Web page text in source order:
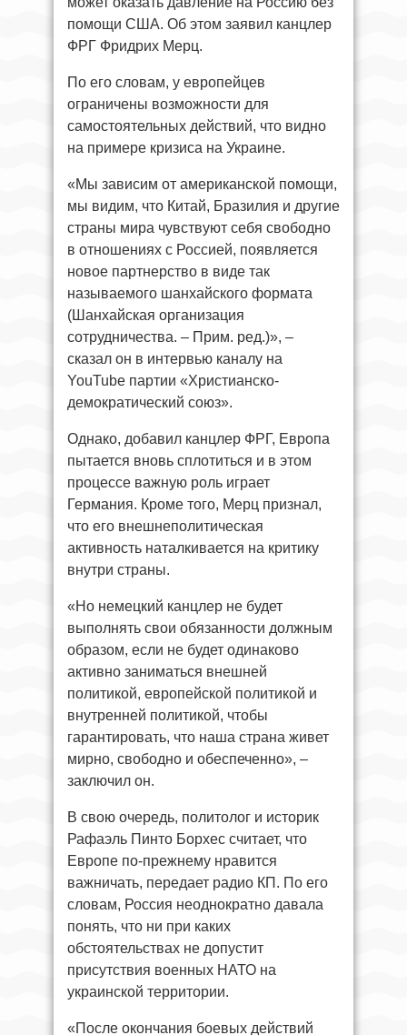
помощи США. Об этом заявил канцлер
ФРГ Фридрих Мерц.
По его словам, у европейцев
ограничены возможности для
самостоятельных действий, что видно
на примере кризиса на Украине.
«Мы зависим от американской помощи,
мы видим, что Китай, Бразилия и другие
страны мира чувствуют себя свободно
в отношениях с Россией, появляется
новое партнерство в виде так
называемого шанхайского формата
(Шанхайская организация
сотрудничества. – Прим. ред.)», –
сказал он в интервью каналу на
YouTube партии «Христианско-
демократический союз».
Однако, добавил канцлер ФРГ, Европа
пытается вновь сплотиться и в этом
процессе важную роль играет
Германия. Кроме того, Мерц признал,
что его внешнеполитическая
активность наталкивается на критику
внутри страны.
«Но немецкий канцлер не будет
выполнять свои обязанности должным
образом, если не будет одинаково
активно заниматься внешней
политикой, европейской политикой и
внутренней политикой, чтобы
гарантировать, что наша страна живет
мирно, свободно и обеспеченно», –
заключил он.
В свою очередь, политолог и историк
Рафаэль Пинто Борхес считает, что
Европе по-прежнему нравится
важничать, передает радио КП. По его
словам, Россия неоднократно давала
понять, что ни при каких
обстоятельствах не допустит
присутствия военных НАТО на
украинской территории.
«После окончания боевых действий